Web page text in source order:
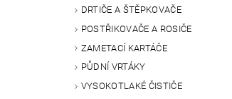
DRTIČE A ŠTĚPKOVAČE
POSTŘIKOVAČE A ROSIČE
ZAMETACÍ KARTÁČE
PŮDNÍ VRTÁKY
VYSOKOTLAKÉ ČISTIČE